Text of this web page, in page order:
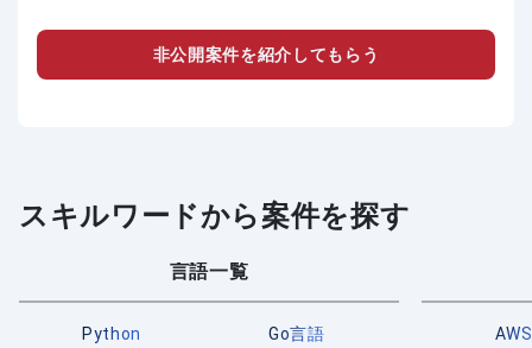
非公開案件を紹介してもらう
スキルワードから案件を探す
言語一覧
Python
Go言語
AWS